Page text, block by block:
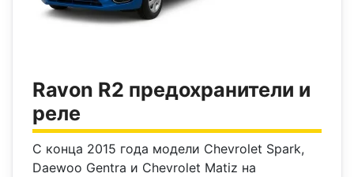
Ravon R2 предохранители и
реле
С конца 2015 года модели Chevrolet Spark,
Daewoo Gentra и Chevrolet Matiz на